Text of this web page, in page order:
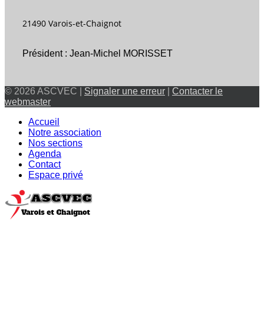
21490 Varois-et-Chaignot
Président : Jean-Michel MORISSET
© 2026 ASCVEC | Signaler une erreur
Contacter le
webmaster
Accueil
Notre association
Nos sections
Agenda
Contact
Espace privé